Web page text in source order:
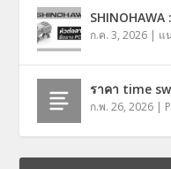
ก.ค. 3, 2026 | แ
ราคา time
ก.พ. 26, 2026 |